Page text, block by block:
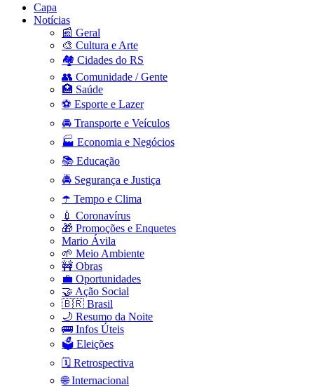
Capa
Notícias
📰 Geral
🎨 Cultura e Arte
🏘️ Cidades do RS
👥 Comunidade / Gente
🏥 Saúde
⚽ Esporte e Lazer
🚘 Transporte e Veículos
🏭 Economia e Negócios
📚 Educação
🚔 Segurança e Justiça
☂️ Tempo e Clima
💉 Coronavírus
🎁 Promoções e Enquetes
Mario Ávila
🌱 Meio Ambiente
🚧 Obras
💼 Oportunidades
🤝 Ação Social
🇧🇷 Brasil
🌙 Resumo da Noite
🚌 Infos Úteis
🗳️ Eleições
🗓️ Retrospectiva
🌐 Internacional